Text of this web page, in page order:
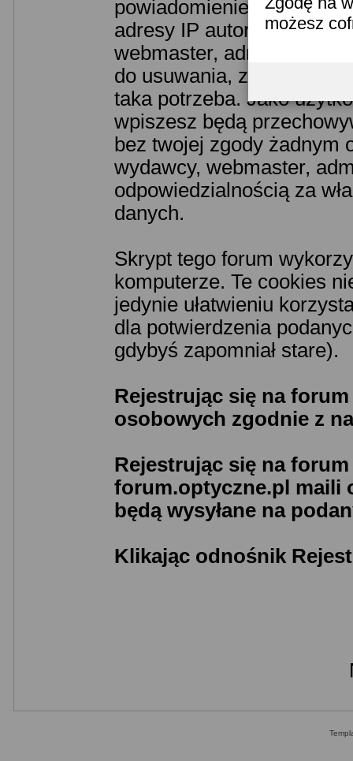
możesz
powiadomieniem
adresy IP autorów.
webmaster, administrator
do usuwania, zmiany lub
taka potrzeba. Jako
wpiszesz będą
bez twojej zgody żadnym
wydawcy, webmaster,
odpowiedzialnością za
danych.
Skrypt tego forum
komputerze. Te cookies
jedynie ułatwieniu
dla potwierdzenia
gdybyś zapomniał stare).
Rejestrując się na
osobowych zgodnie z
Rejestrując się na
forum.optyczne.pl maili
będą wysyłane na
Klikając odnośnik